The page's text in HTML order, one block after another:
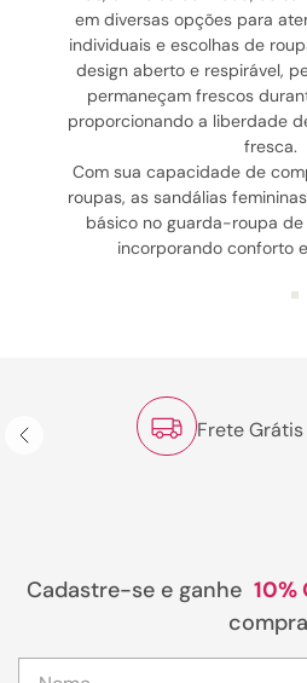
em diversas opções para
individuais e escolhas de
design aberto e respirável,
permaneçam frescos
proporcionando a liberdade
fresca.
Com sua capacidade de
roupas, as sandálias
básico no guarda-roupa de
incorporando conforto
Frete
Cadastre-se e ganhe 10%